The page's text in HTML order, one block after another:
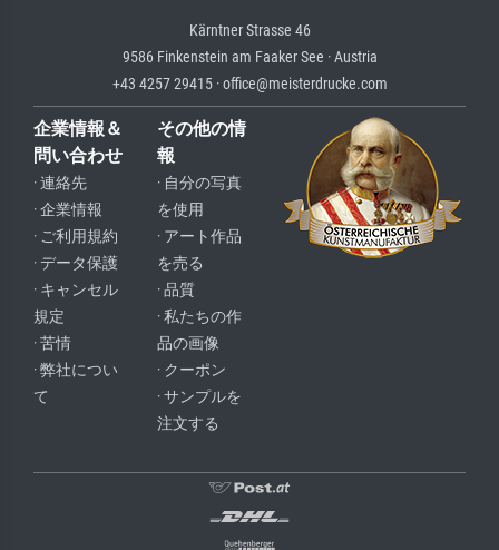
Kärntner Strasse 46
9586 Finkenstein am Faaker See · Austria
+43 4257 29415 · office@meisterdrucke.com
企業情報＆
問い合わせ
· 連絡先
· 企業情報
· ご利用規約
· データ保護
· キャンセル
規定
· 苦情
· 弊社につい
て
その他の情
報
· 自分の写真
を使用
· アート作品
を売る
· 品質
· 私たちの作
品の画像
· クーポン
· サンプルを
注文する